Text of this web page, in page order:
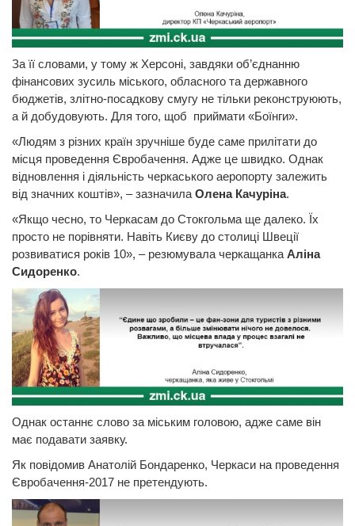
За її словами, у тому ж Херсоні, завдяки об’єднанню
фінансових зусиль міського, обласного та державного
бюджетів, злітно-посадкову смугу не тільки реконструюють,
а й добудовують. Для того, щоб приймати «Боїнги».
«Людям з різних країн зручніше буде саме прилітати до
місця проведення Євробачення. Адже це швидко. Однак
відновлення і діяльність черкаського аеропорту залежить
від значних коштів», – зазначила Олена Качуріна.
«Якщо чесно, то Черкасам до Стокгольма ще далеко. Їх
просто не порівняти. Навіть Києву до столиці Швеції
розвиватися років 10», – резюмувала черкащанка Аліна
Сидоренко.
Однак останнє слово за міським головою, адже саме він
має подавати заявку.
Як повідомив Анатолій Бондаренко, Черкаси на проведення
Євробачення-2017 не претендують.